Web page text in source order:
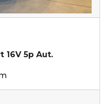
16V 5p Aut.